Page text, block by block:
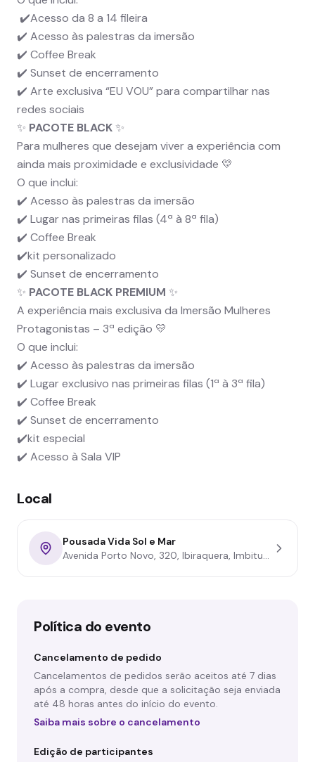
✔️Acesso da 8 a 14 fileira
✔️ Acesso às palestras da imersão
✔️ Coffee Break
✔️ Sunset de encerramento
✔️ Arte exclusiva “EU VOU” para compartilhar nas
redes sociais
✨ PACOTE BLACK✨
Para mulheres que desejam viver a experiência com
ainda mais proximidade e exclusividade 💛
O que inclui:
✔️ Acesso às palestras da imersão
✔️ Lugar nas primeiras filas (4ª à 8ª fila)
✔️ Coffee Break
✔️kit personalizado
✔️ Sunset de encerramento
✨ PACOTE BLACK PREMIUM ✨
A experiência mais exclusiva da Imersão Mulheres
Protagonistas – 3ª edição 💛
O que inclui:
✔️ Acesso às palestras da imersão
✔️ Lugar exclusivo nas primeiras filas (1ª à 3ª fila)
✔️ Coffee Break
✔️ Sunset de encerramento
✔️kit especial
✔️ Acesso à Sala VIP
Local
Pousada Vida Sol e Mar
Avenida Porto Novo, 320, Ibiraquera, Imbituba - SC
Política do evento
Cancelamento de pedido
Cancelamentos de pedidos serão aceitos até 7 dias
após a compra, desde que a solicitação seja enviada
até 48 horas antes do início do evento.
Saiba mais sobre o cancelamento
Edição de participantes